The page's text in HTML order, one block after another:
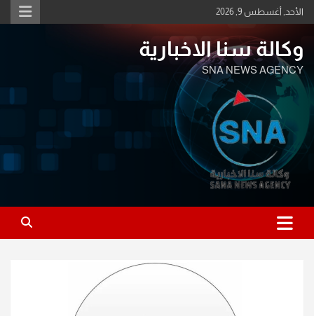
Skip
to
الأحد, أغسطس 9, 2026
وكالة سنا الاخبارية
SNA NEWS AGENCY